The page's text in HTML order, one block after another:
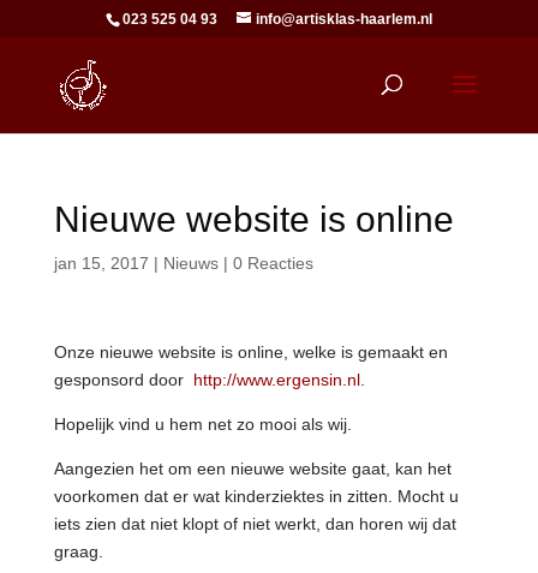
023 525 04 93 info@artisklas-haarlem.nl
Nieuwe website is online
jan 15, 2017 | Nieuws| 0 Reacties
Onze nieuwe website is online, welke is gemaakt en
gesponsord door http://www.ergensin.nl.
Hopelijk vind u hem net zo mooi als wij.
Aangezien het om een nieuwe website gaat, kan het
voorkomen dat er wat kinderziektes in zitten. Mocht u
iets zien dat niet klopt of niet werkt, dan horen wij dat
graag.